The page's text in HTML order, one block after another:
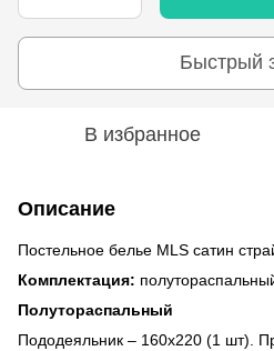
Быстрый
В избранное
Описание
Постельное белье MLS сатин
Комплектация:
Полутораспальный
Пододеяльник – 160х220 (1 шт).